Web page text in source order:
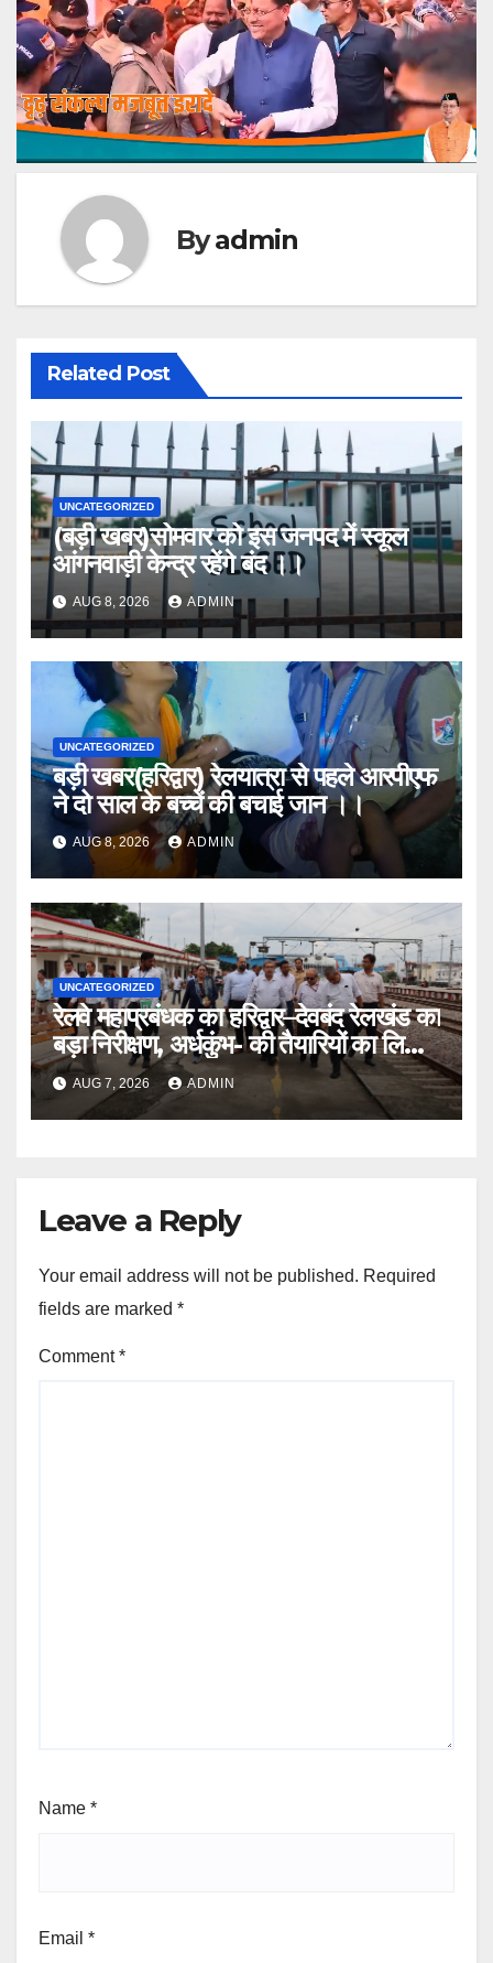
Byadmin
Related Post
UNCATEGORIZED
(बड़ी खबर)सोमवार को इस जनपद में स्कूल
आंगनवाड़ी केन्द्र रहेंगे बंद ।।
AUG 8, 2026 ADMIN
UNCATEGORIZED
बड़ी खबर(हरिद्वार) रेलयात्रा से पहले आरपीएफ
ने दो साल के बच्चें की बचाई जान ।।
AUG 8, 2026 ADMIN
UNCATEGORIZED
रेलवे महाप्रबंधक का हरिद्वार–देवबंद रेलखंड का
बड़ा निरीक्षण, अर्धकुंभ- की तैयारियों का लिया
जायजा
AUG 7, 2026 ADMIN
Leave a Reply
Your email address will not be published. Required
fields are marked *
Comment*
Name *
Email *